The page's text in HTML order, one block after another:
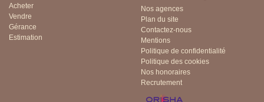
Acheter
Vendre
Gérance
Estimation
Nos agences
Plan du site
Contactez-nous
Mentions
Politique de confidentialité
Politique des cookies
Nos honoraires
Recrutement